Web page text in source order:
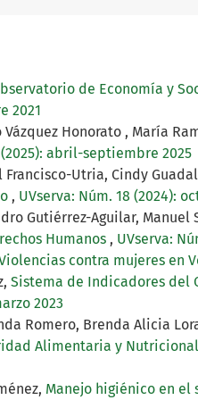
de Economía y
2021
Honorato , María
(2025): abril-septiembre 2025
Utria, Cindy
, UVserva: Núm. 18 (2024):
Gutiérrez-Aguilar,
Humanos , UVserva:
contra mujeres en
Sistema de Indicadores del
2023
Romero, Brenda Alicia
Alimentaria y
Manejo higiénico en el